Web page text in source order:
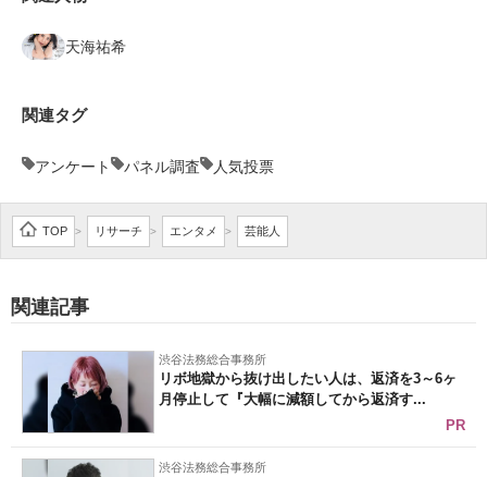
天海祐希
関連タグ
アンケート パネル調査 人気投票
TOP > リサーチ > エンタメ > 芸能人
関連記事
渋谷法務総合事務所
リボ地獄から抜け出したい人は、返済を3～6ヶ
月停止して『大幅に減額してから返済す...
PR
渋谷法務総合事務所